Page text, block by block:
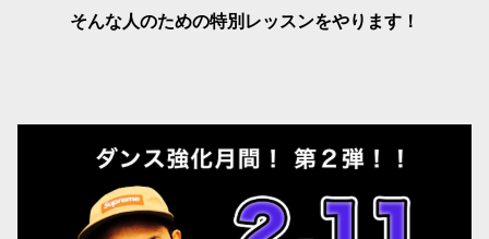
そんな人のための特別レッスンをやります！